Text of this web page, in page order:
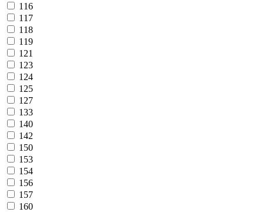
116
117
118
119
121
123
124
125
127
133
140
142
150
153
154
156
157
160